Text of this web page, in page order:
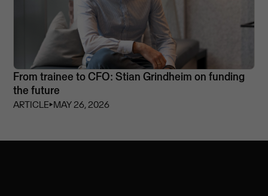
From trainee to CFO: Stian Grindheim on funding
the future
ARTICLE⏵MAY 26, 2026